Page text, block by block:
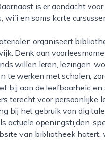
is er aandacht
wifi en soms korte
Denk aan
willen leren, lezingen,
te werken met scholen,
bij aan de leefbaarheid
terecht voor persoonlijke
bij het gebruik van
actuele openingstijden,
van bibliotheek hatert,